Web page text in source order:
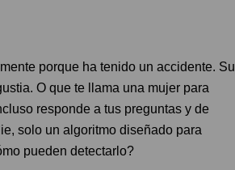
porque ha tenido un accidente. Su
O que te llama una mujer para
responde a tus preguntas y de
solo un algoritmo diseñado para
pueden detectarlo?